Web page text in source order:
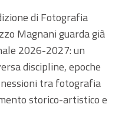
di Fotografia
Magnani guarda già
2026-2027: un
discipline, epoche
tra fotografia
storico-artistico e